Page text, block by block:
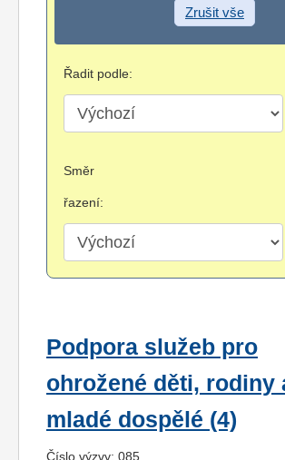
Zrušit vše
Řadit podle:
Směr
řazení:
Podpora služeb pro
ohrožené děti, rodiny
mladé dospělé (4)
Číslo výzvy: 085